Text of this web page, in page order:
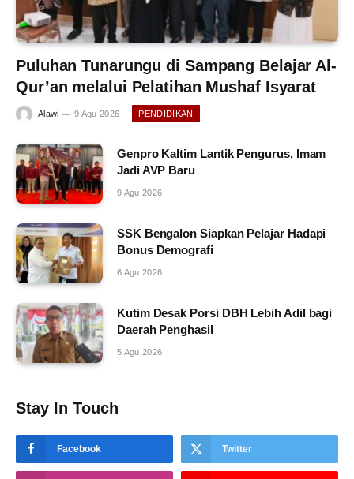
Puluhan Tunarungu di Sampang Belajar Al-
Qur’an melalui Pelatihan Mushaf Isyarat
Alawi 9 Agu 2026 PENDIDIKAN
Genpro Kaltim Lantik Pengurus, Imam
Jadi AVP Baru
9 Agu 2026
SSK Bengalon Siapkan Pelajar Hadapi
Bonus Demografi
6 Agu 2026
Kutim Desak Porsi DBH Lebih Adil bagi
Daerah Penghasil
5 Agu 2026
Stay In Touch
Facebook Twitter